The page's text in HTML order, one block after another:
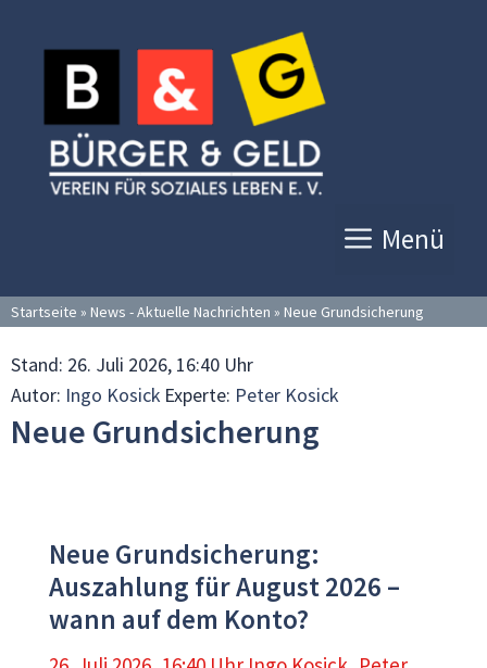
Inhalt
springen
Menü
Startseite » News - Aktuelle Nachrichten » Neue Grundsicherung
Stand: 26. Juli 2026, 16:40 Uhr
Autor: Ingo Kosick Experte: Peter Kosick
Neue Grundsicherung
Neue Grundsicherung:
Auszahlung für August 2026 –
wann auf dem Konto?